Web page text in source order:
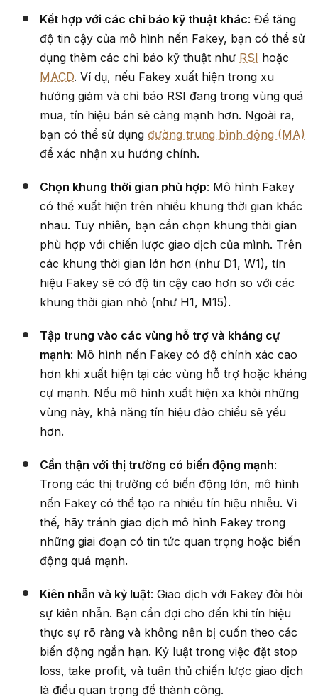
Kết hợp với các chỉ báo kỹ thuật khác: Để tăng
độ tin cậy của mô hình nến Fakey, bạn có thể sử
dụng thêm các chỉ báo kỹ thuật như RSI hoặc
MACD. Ví dụ, nếu Fakey xuất hiện trong xu
hướng giảm và chỉ báo RSI đang trong vùng quá
mua, tín hiệu bán sẽ càng mạnh hơn. Ngoài ra,
bạn có thể sử dụng đường trung bình động (MA)
để xác nhận xu hướng chính.
Chọn khung thời gian phù hợp: Mô hình Fakey
có thể xuất hiện trên nhiều khung thời gian khác
nhau. Tuy nhiên, bạn cần chọn khung thời gian
phù hợp với chiến lược giao dịch của mình. Trên
các khung thời gian lớn hơn (như D1, W1), tín
hiệu Fakey sẽ có độ tin cậy cao hơn so với các
khung thời gian nhỏ (như H1, M15).
Tập trung vào các vùng hỗ trợ và kháng cự
mạnh: Mô hình nến Fakey có độ chính xác cao
hơn khi xuất hiện tại các vùng hỗ trợ hoặc kháng
cự mạnh. Nếu mô hình xuất hiện xa khỏi những
vùng này, khả năng tín hiệu đảo chiều sẽ yếu
hơn.
Cẩn thận với thị trường có biến động mạnh:
Trong các thị trường có biến động lớn, mô hình
nến Fakey có thể tạo ra nhiều tín hiệu nhiễu. Vì
thế, hãy tránh giao dịch mô hình Fakey trong
những giai đoạn có tin tức quan trọng hoặc biến
động quá mạnh.
Kiên nhẫn và kỷ luật: Giao dịch với Fakey đòi hỏi
sự kiên nhẫn. Bạn cần đợi cho đến khi tín hiệu
thực sự rõ ràng và không nên bị cuốn theo các
biến động ngắn hạn. Kỷ luật trong việc đặt stop
loss, take profit, và tuân thủ chiến lược giao dịch
là điều quan trọng để thành công.